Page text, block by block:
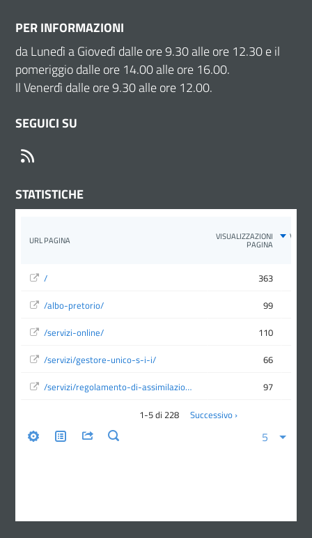
PER INFORMAZIONI
da Lunedì a Giovedì dalle ore 9.30 alle ore 12.30 e il
pomeriggio dalle ore 14.00 alle ore 16.00.
Il Venerdì dalle ore 9.30 alle ore 12.00.
SEGUICI SU
STATISTICHE